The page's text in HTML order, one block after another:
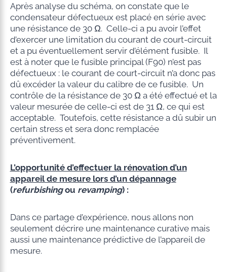
Après analyse du schéma, on constate que le
condensateur défectueux est placé en série avec
une résistance de 30 Ω. Celle-ci a pu avoir l’effet
d’exercer une limitation du courant de court-circuit
et a pu éventuellement servir d’élément fusible. Il
est à noter que le fusible principal (F90) n’est pas
défectueux : le courant de court-circuit n’a donc pas
dû excéder la valeur du calibre de ce fusible. Un
contrôle de la résistance de 30 Ω a été effectué et la
valeur mesurée de celle-ci est de 31 Ω, ce qui est
acceptable. Toutefois, cette résistance a dû subir un
certain stress et sera donc remplacée
préventivement.
L’opportunité d’effectuer la rénovation d’un
appareil de mesure lors d’un dépannage
(refurbishingou revamping) :
Dans ce partage d’expérience, nous allons non
seulement décrire une maintenance curative mais
aussi une maintenance prédictive de l’appareil de
mesure.